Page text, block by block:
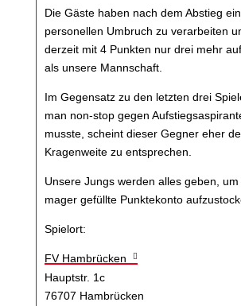
Die Gäste haben nach dem Abstieg
personellen Umbruch zu verarbeiten
derzeit mit 4 Punkten nur drei mehr
als unsere Mannschaft.
Im Gegensatz zu den letzten drei
man non-stop gegen
musste, scheint dieser Gegner eher
Kragenweite zu entsprechen.
Unsere Jungs werden alles geben,
mager gefüllte Punktekonto
Spielort:
FV Hambrücken
Hauptstr. 1c
76707 Hambrücken